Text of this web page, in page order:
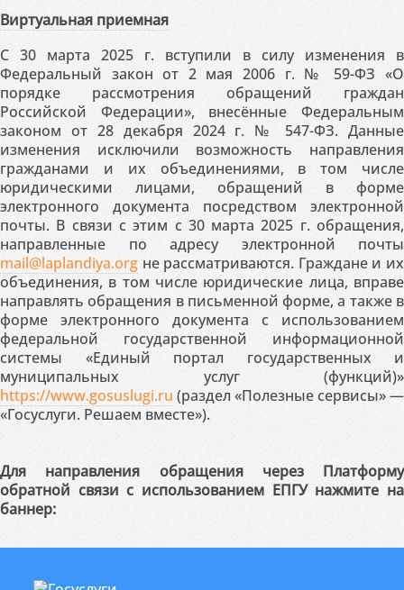
Виртуальная приемная
С 30 марта 2025 г. вступили в силу изменения в
Федеральный закон от 2 мая 2006 г. № 59-ФЗ «О
порядке рассмотрения обращений граждан
Российской Федерации», внесённые Федеральным
законом от 28 декабря 2024 г. № 547-ФЗ. Данные
изменения исключили возможность направления
гражданами и их объединениями, в том числе
юридическими лицами, обращений в форме
электронного документа посредством электронной
почты. В связи с этим с 30 марта 2025 г. обращения,
направленные по адресу электронной почты
mail@laplandiya.org не рассматриваются. Граждане и их
объединения, в том числе юридические лица, вправе
направлять обращения в письменной форме, а также в
форме электронного документа с использованием
федеральной государственной информационной
системы «Единый портал государственных и
муниципальных услуг (функций)»
https://www.gosuslugi.ru (раздел «Полезные сервисы» —
«Госуслуги. Решаем вместе»).
Для направления обращения через Платформу
обратной связи с использованием ЕПГУ нажмите на
баннер: